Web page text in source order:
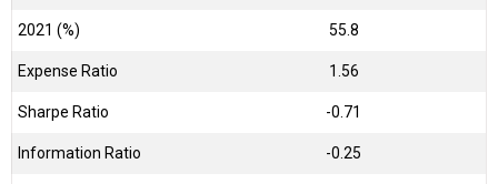
2021 (%) 55.8
Expense Ratio 1.56
Sharpe Ratio -0.71
Information Ratio -0.25